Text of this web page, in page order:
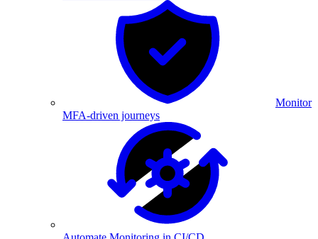
Monitor
MFA-driven journeys